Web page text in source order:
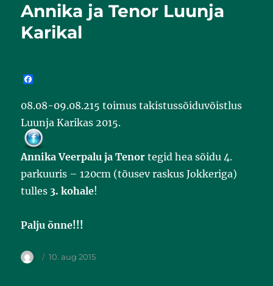
Annika ja Tenor Luunja
Karikal
e
b
o
o
k
08.08-09.08.215 toimus takistussõiduvõistlus
Luunja Karikas 2015.
Annika Veerpalu ja Tenor tegid hea sõidu 4.
parkuuris – 120cm (tõusev raskus Jokkeriga)
tulles 3. kohale!
Palju õnne!!!
10. aug 2015